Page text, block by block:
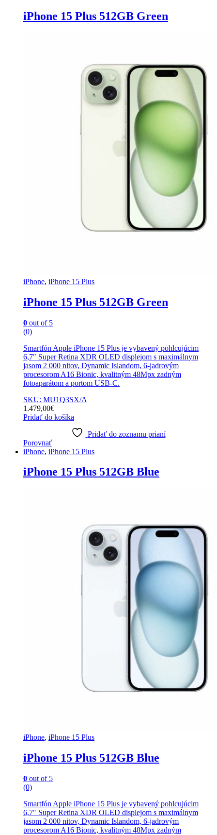
iPhone 15 Plus 512GB Green
iPhone, iPhone 15 Plus
iPhone 15 Plus 512GB Green
0 out of 5
(0)
Smartfón Apple iPhone 15 Plus je vybavený pohlcujúcim
6,7″ Super Retina XDR OLED displejom s maximálnym
jasom 2 000 nitov, Dynamic Islandom, 6-jadrovým
procesorom A16 Bionic, kvalitným 48Mpx zadným
fotoaparátom a portom USB-C.
SKU: MU1Q3SX/A
1.479,00€
Pridať do košíka
Pridať do zoznamu prianí
Porovnať
iPhone, iPhone 15 Plus
iPhone 15 Plus 512GB Blue
iPhone, iPhone 15 Plus
iPhone 15 Plus 512GB Blue
0 out of 5
(0)
Smartfón Apple iPhone 15 Plus je vybavený pohlcujúcim
6,7″ Super Retina XDR OLED displejom s maximálnym
jasom 2 000 nitov, Dynamic Islandom, 6-jadrovým
procesorom A16 Bionic, kvalitným 48Mpx zadným